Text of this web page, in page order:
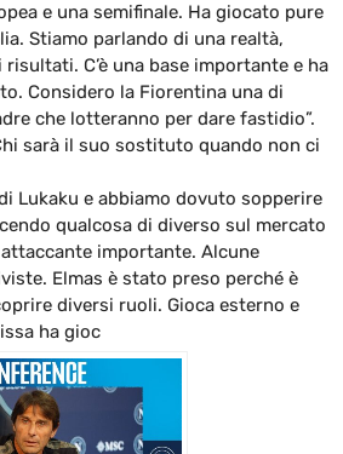
e una semifinale. Ha giocato pure
Stiamo parlando di una realtà,
C’è una base importante e ha
Considero la Fiorentina una di
che lotteranno per dare fastidio”.
sarà il suo sostituto quando non ci
Lukaku e abbiamo dovuto sopperire
qualcosa di diverso sul mercato
importante. Alcune
Elmas è stato preso perché è
diversi ruoli. Gioca esterno e
ha gioc